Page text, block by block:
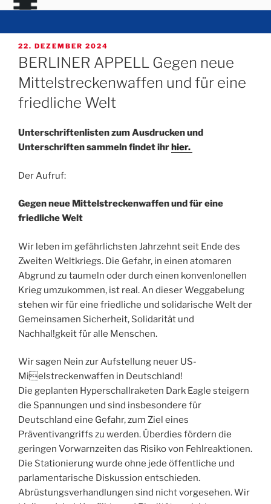
VERÖFFENTLICHT
AM
22. DEZEMBER 2024
BERLINER APPELL Gegen neue
Mittelstreckenwaffen und für eine
friedliche Welt
Unterschriftenlisten zum Ausdrucken und
Unterschriften sammeln findet ihr hier.
Der Aufruf:
Gegen neue Mittelstreckenwaffen und für eine
friedliche Welt
Wir leben im gefährlichsten Jahrzehnt seit Ende des
Zweiten Weltkriegs. Die Gefahr, in einen atomaren
Abgrund zu taumeln oder durch einen konven!onellen
Krieg umzukommen, ist real. An dieser Weggabelung
stehen wir für eine friedliche und solidarische Welt der
Gemeinsamen Sicherheit, Solidarität und
Nachhal!gkeit für alle Menschen.
Wir sagen Nein zur Aufstellung neuer US-
Mielstreckenwaffen in Deutschland!
Die geplanten Hyperschallraketen Dark Eagle steigern
die Spannungen und sind insbesondere für
Deutschland eine Gefahr, zum Ziel eines
Präventivangriffs zu werden. Überdies fördern die
geringen Vorwarnzeiten das Risiko von Fehlreaktionen.
Die Stationierung wurde ohne jede öffentliche und
parlamentarische Diskussion entschieden.
Abrüstungsverhandlungen sind nicht vorgesehen. Wir